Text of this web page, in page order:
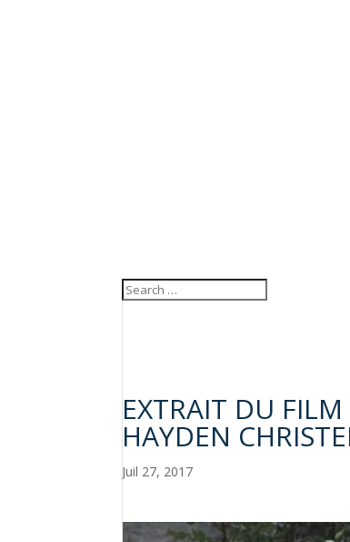
EXTRAIT DU
HAYDEN
Juil 27, 2017